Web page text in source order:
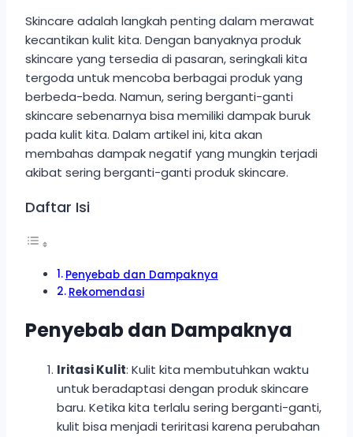
Skincare adalah langkah penting dalam merawat
kecantikan kulit kita. Dengan banyaknya produk
skincare yang tersedia di pasaran, seringkali kita
tergoda untuk mencoba berbagai produk yang
berbeda-beda. Namun, sering berganti-ganti
skincare sebenarnya bisa memiliki dampak buruk
pada kulit kita. Dalam artikel ini, kita akan
membahas dampak negatif yang mungkin terjadi
akibat sering berganti-ganti produk skincare.
Daftar Isi
Penyebab dan Dampaknya
Rekomendasi
Penyebab dan Dampaknya
Iritasi Kulit: Kulit kita membutuhkan waktu
untuk beradaptasi dengan produk skincare
baru. Ketika kita terlalu sering berganti-ganti,
kulit bisa menjadi teriritasi karena perubahan